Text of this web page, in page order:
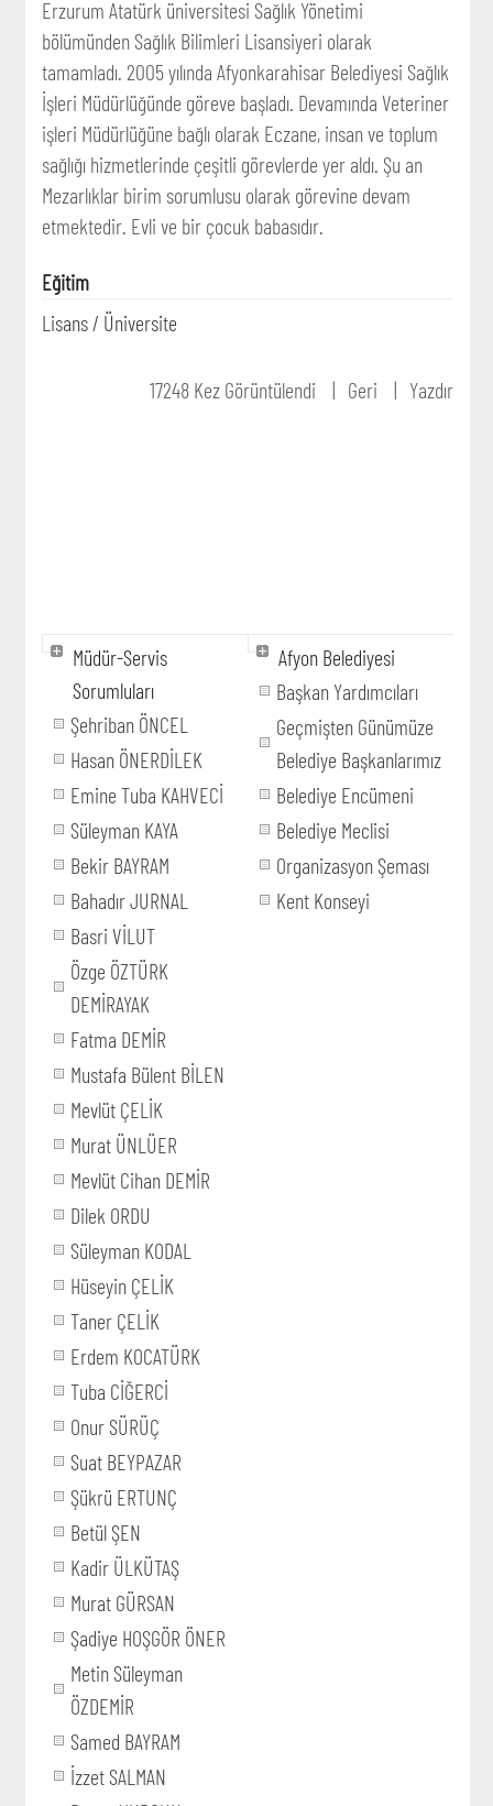
Erzurum Atatürk üniversitesi Sağlık Yönetimi
bölümünden Sağlık Bilimleri Lisansiyeri olarak
tamamladı. 2005 yılında Afyonkarahisar Belediyesi Sağlık
İşleri Müdürlüğünde göreve başladı. Devamında Veteriner
işleri Müdürlüğüne bağlı olarak Eczane, insan ve toplum
sağlığı hizmetlerinde çeşitli görevlerde yer aldı. Şu an
Mezarlıklar birim sorumlusu olarak görevine devam
etmektedir. Evli ve bir çocuk babasıdır.
Eğitim
Lisans / Üniversite
17248 Kez Görüntülendi Geri Yazdır
Müdür-Servis
Sorumluları
Şehriban ÖNCEL
Hasan ÖNERDİLEK
Emine Tuba KAHVECİ
Süleyman KAYA
Bekir BAYRAM
Bahadır JURNAL
Basri VİLUT
Özge ÖZTÜRK
DEMİRAYAK
Fatma DEMİR
Mustafa Bülent BİLEN
Mevlüt ÇELİK
Murat ÜNLÜER
Mevlüt Cihan DEMİR
Dilek ORDU
Süleyman KODAL
Hüseyin ÇELİK
Taner ÇELİK
Erdem KOCATÜRK
Tuba CİĞERCİ
Onur SÜRÜÇ
Suat BEYPAZAR
Şükrü ERTUNÇ
Betül ŞEN
Kadir ÜLKÜTAŞ
Murat GÜRSAN
Şadiye HOŞGÖR ÖNER
Metin Süleyman
ÖZDEMİR
Samed BAYRAM
İzzet SALMAN
Afyon Belediyesi
Başkan Yardımcıları
Geçmişten Günümüze
Belediye Başkanlarımız
Belediye Encümeni
Belediye Meclisi
Organizasyon Şeması
Kent Konseyi